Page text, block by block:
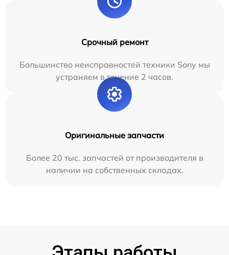
Срочный ремонт
Большинство неисправностей техники Sony мы
устраняем в течение 2 часов.
Оригинальные запчасти
Более 20 тыс. запчастей от производителя в
наличии на собственных складах.